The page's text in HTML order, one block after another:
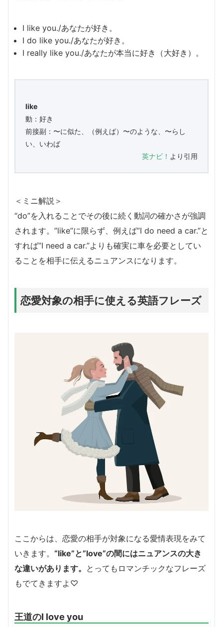
I like you./あなたが好き。
I do like you./あなたが好き。
I really like you./あなたが本当に好き（大好き）。
like
動：好き
前接副：〜に似た、（例えば）〜のような、〜らし
い、いわば
英ナビ！ より引用
＜ミニ解説＞
“do”を入れることでその後に続く動詞の確かさが強調
されます。”like”に限らず、例えば”I do need a car.”と
すれば”I need a car.”よりも確実に車を必要としてい
ることを相手に伝えるニュアンスになります。
恋愛対象の相手に使える英語フレーズ
ここからは、恋愛の相手が対象になる愛情表現をみて
いきます。 “like”と”love”の間にはニュアンスの大き
な違いがあります。 とってもロマンチックなフレーズ
もでてきますよ♡
王道のI love you